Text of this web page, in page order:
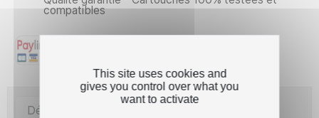
compatibles
Détails du produit
This site uses cookies and
gives you control over what you
want to activate